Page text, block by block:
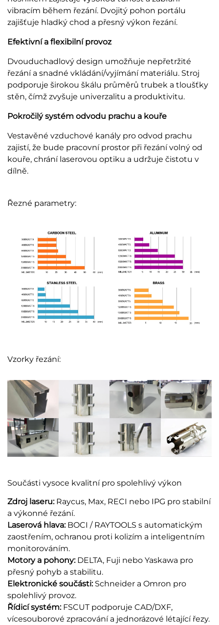
vibracím během řezání. Dvojitý pohon portálu
zajišťuje hladký chod a přesný výkon řezání.
Efektivní a flexibilní provoz
Dvouduchadlový design umožňuje nepřetržité
řezání a snadné vkládání/vyjímání materiálu. Stroj
podporuje širokou škálu průměrů trubek a tloušťky
stěn, čímž zvyšuje univerzalitu a produktivitu.
Pokročilý systém odvodu prachu a kouře
Vestavěné vzduchové kanály pro odvod prachu
zajistí, že bude pracovní prostor při řezání volný od
kouře, chrání laserovou optiku a udržuje čistotu v
dílně.
Řezné parametry:
Vzorky řezání:
Součásti vysoce kvalitní pro spolehlivý výkon
Zdroj laseru: Raycus, Max, RECI nebo IPG pro stabilní
a výkonné řezání.
Laserová hlava: BOCI / RAYTOOLS s automatickým
zaostřením, ochranou proti kolizím a inteligentním
monitorováním.
Motory a pohony: DELTA, Fuji nebo Yaskawa pro
přesný pohyb a stabilitu.
Elektronické součásti: Schneider a Omron pro
spolehlivý provoz.
Řídicí systém: FSCUT podporuje CAD/DXF,
vícesouborové zpracování a jednorázové létající řezy.